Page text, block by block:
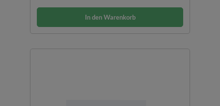
In den Warenkorb